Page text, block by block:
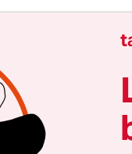
Olaf
Rede
der
detailliert über
von